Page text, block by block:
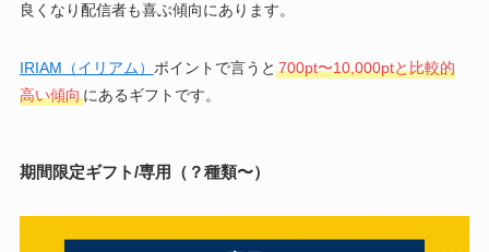
良くなり配信者も喜ぶ傾向にあります。
IRIAM（イリアム） ポイントで言うと 700pt〜10,000ptと比較的
高い傾向にあるギフトです。
期間限定ギフト/専用（？種類〜）